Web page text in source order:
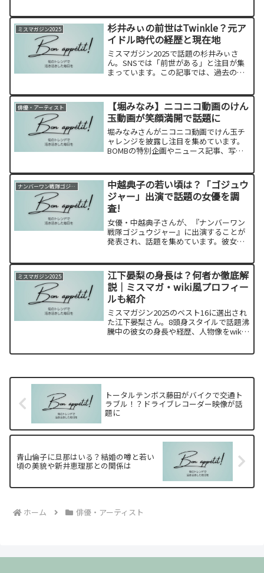
ミスマガジン2025
杉井みぃの前世はTwinkle？元ア
イドル時代の経歴と現在地
ミスマガジン2025で話題の杉井みぃさ
ん。SNSでは「前世がある」と注目が集
まっています。この記事では、過去の活
俳優・アーティスト
【堀みなみ】ニコニコ動画のけん
玉動画が笑顔満開で話題に
堀みなみさんがニコニコ動画でけん玉チ
ャレンジを披露し注目を集めています。
BOMBの特別企画やニュース記事、写真
ナンバーワン戦隊ゴジュウジャー
中越典子の若い頃は？「ゴジュウ
ジャー」出演で話題の女優を調
査!
女優・中越典子さんが、『ナンバーワン
戦隊ゴジュウジャー』に出演することが
発表され、話題を集めています。彼女の
す。
ミスマガジン2025
江下晏梨の身長は？何者か徹底解
説｜ミスマガ・wiki風プロフィー
ルも紹介
ミスマガジン2025のベスト16に選出され
た江下晏梨さん。8頭身スタイルで話題沸
騰中の彼女の身長や経歴、人物像をwiki
トータルテンボス藤田がバイクで交通ト
ラブル！？ドライブレコーダー映像が話
題に
青山倫子に旦那はいる？結婚の噂と若い
頃の美貌や新井恵理那との関係は
ホーム 俳優・アーティスト